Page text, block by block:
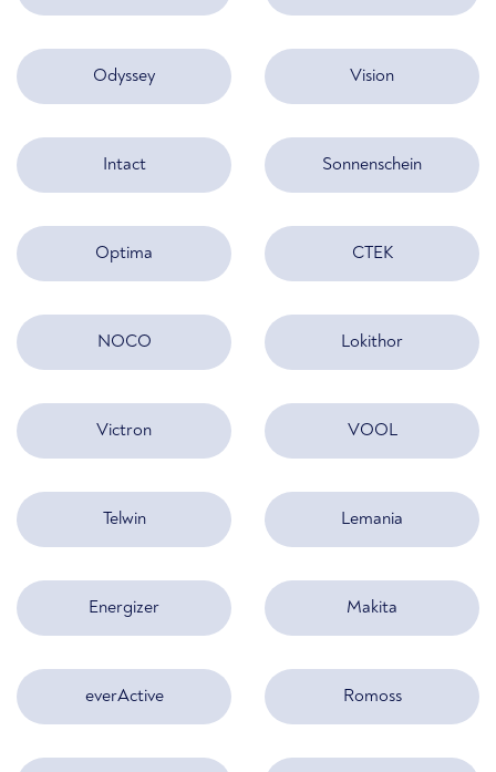
Odyssey Vision
Intact Sonnenschein
Optima CTEK
NOCO Lokithor
Victron VOOL
Telwin Lemania
Energizer Makita
everActive Romoss